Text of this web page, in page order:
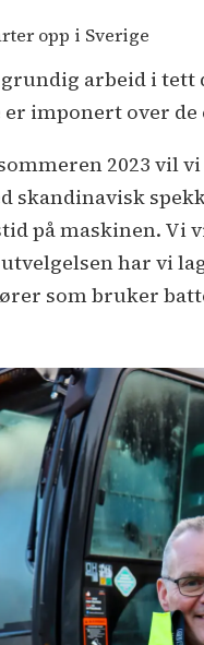
opp i Sverige
arbeid i
imponert over
2023 vil
skandinavisk
på maskinen. Vi
har vi
som bruker